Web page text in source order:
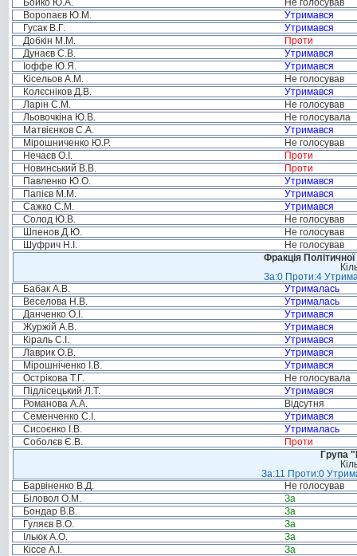
Бойко Ю.А.
Не голосував
Воропаєв Ю.М.
Утримався
Гусак В.Г.
Утримався
Добкін М.М.
Проти
Дунаєв С.В.
Утримався
Іоффе Ю.Я.
Утримався
Кісельов А.М.
Не голосував
Колєсніков Д.В.
Утримався
Ларін С.М.
Не голосував
Льовочкіна Ю.В.
Не голосувала
Матвієнков С.А.
Утримався
Мірошниченко Ю.Р.
Не голосував
Нечаєв О.І.
Проти
Новинський В.В.
Проти
Павленко Ю.О.
Утримався
Папієв М.М.
Утримався
Сажко С.М.
Утримався
Солод Ю.В.
Не голосував
Шпенов Д.Ю.
Не голосував
Шуфрич Н.І.
Не голосував
Фракція
За:0 Проти:4
Бабак А.В.
Утрималась
Веселова Н.В.
Утрималась
Данченко О.І.
Утримався
Журжій А.В.
Утримався
Кіраль С.І.
Утримався
Лаврик О.В.
Утримався
Мірошніченко І.В.
Утримався
Острікова Т.Г.
Не голосувала
Підлісецький Л.Т.
Утримався
Романова А.А.
Відсутня
Семенченко С.І.
Утримався
Сисоєнко І.В.
Утрималась
Соболєв Є.В.
Проти
Група
За:11 Проти:0
Барвіненко В.Д.
Не голосував
Біловол О.М.
За
Бондар В.В.
За
Гуляєв В.О.
За
Ільюк А.О.
За
Кіссе А.І.
За